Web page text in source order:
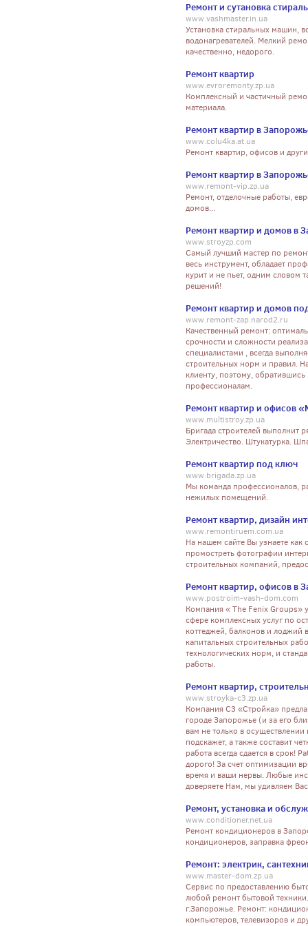
Ремонт и сутановка
www.vashmaster.in.ua
Установка стиральных машин,
водонагревателей. Мелкий
качественно, недорого.
Ремонт квартир
www.evroremonty.zp.ua
Комплексный и частичный
материала.
Ремонт квартир в
www.colu4ka.at.ua
Ремонт квартир, офисов и
Ремонт квартир в
www.remont-vip.zp.ua
Ремонт, отделочные работы,
домов...
Ремонт квартир и домов в
www.stroyzp.com
Самый лучший мастер по
весь инструмент, обладает
курит и не пьет, одним словом
решений!
Ремонт квартир и домов
www.remont-zap.narod2.ru
Качественный ремонт:
срочности и сложности
специалистами , всегда
строительных норм и правил.
клиенту, поэтому,
профессионалам.
Ремонт квартир и офисов
www.multistroy.zp.ua
Бригада строителей выполнит
Электричество. Штукатурка.
Ремонт квартир под ключ
www.brigada.zp.ua
Мы команда профессионалов,
нежилых помещений.
Ремонт квартир, дизайн
www.remontiruem.com.ua
На нашем сайте Вы узнаете как
промостреть фотографии
строительных компаний,
Ремонт квартир, офисов в
www.postroim-vash-dom.com
Компания « The Fenix Groups»
сфере комплексных услуг по
коттеджей, балконов и
капитальных строительных
технологических норм, и
работы.
Ремонт квартир,
www.stroyka-c3.zp.ua
Компания С3 «Стройка»
городе Запорожье (и за его
вам не только в
подскажет, а также составит
работа всегда сдается в срок!
дорого! За счет оптимизации
время и ваши нервы. Любые
доверяете Нам, мы удивляем
Ремонт, установка и
www.conditioner.net.ua
Ремонт кондиционеров в
кондиционеров, заправка
Ремонт: электрик,
www.master-dom.zp.ua
Сервис по предоставлению
любой ремонт бытовой техники.
г.Запорожье. Ремонт:
компьютеров, телевизоров и